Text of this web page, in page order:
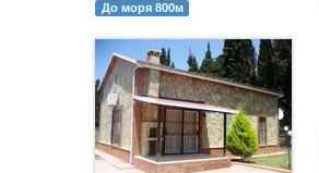
До моря 800м